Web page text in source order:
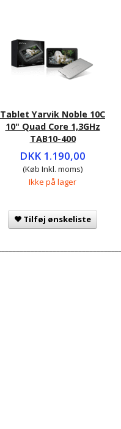
Tablet Yarvik Noble 10C
10" Quad Core 1,3GHz
TAB10-400
DKK 1.190,00
(Køb Inkl. moms)
Ikke på lager
Tilføj ønskeliste